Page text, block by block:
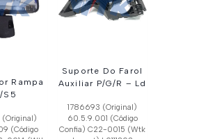
Rampa
S5
(Original)
(Código
Suporte Do Farol
Auxiliar P/G/R – Ld
1786693 (Original)
60.5.9.001 (Código
Confia) C22-0015 (Wtk